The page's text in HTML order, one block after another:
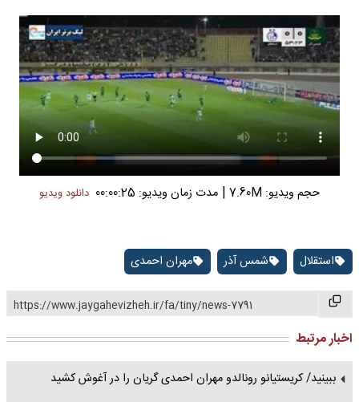
حجم ویدیو: 7.60M | مدت زمان ویدیو: 00:00:25 دانلود ویدیو
استقلال شمس آذر مهران احمدی
https://www.jaygahevizheh.ir/fa/tiny/news-7791
اخبار مرتبط
ببینید/ کریستیانو رونالدو مهران احمدی گریان را در آغوش کشید